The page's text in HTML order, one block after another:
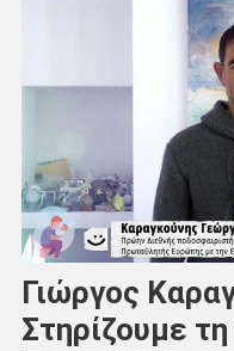
Γιώργος
Στηρίζουμε